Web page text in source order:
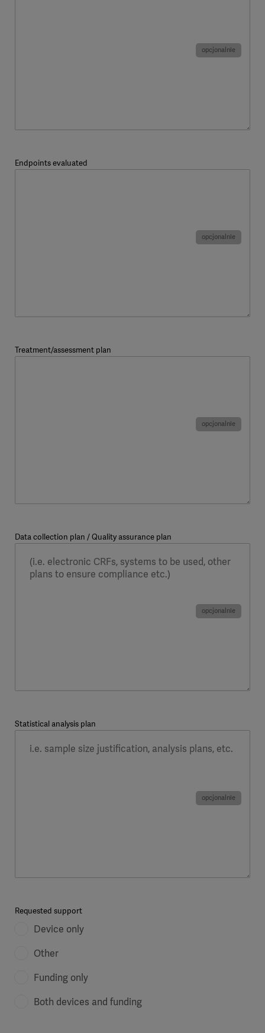
Endpoints evaluated
Treatment/assessment plan
Data collection plan / Quality assurance plan
Statistical analysis plan
Requested support
Device only
Other
Funding only
Both devices and funding